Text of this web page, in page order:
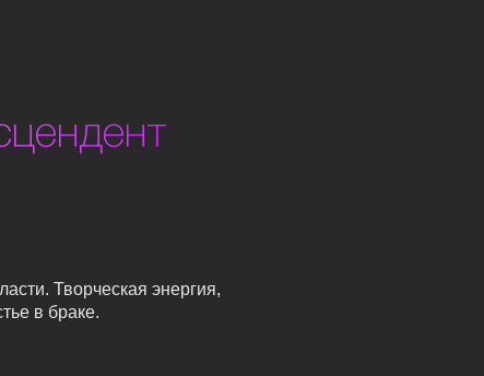
Творческая энергия,
в браке.